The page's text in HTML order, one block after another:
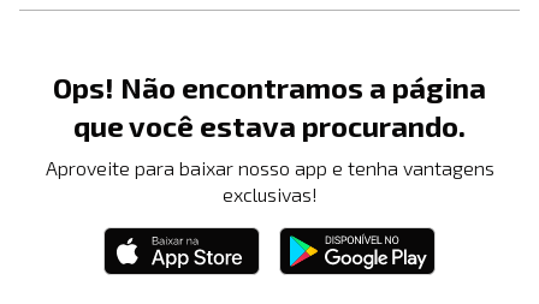
Ops! Não encontramos a página
que você estava procurando.
Aproveite para baixar nosso app e tenha vantagens
exclusivas!